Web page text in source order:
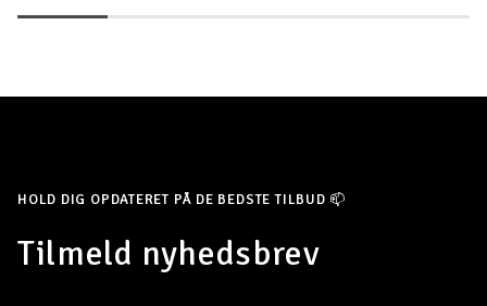
HOLD DIG OPDATERET PÅ DE BEDSTE TILBUD 📫
Tilmeld nyhedsbrev